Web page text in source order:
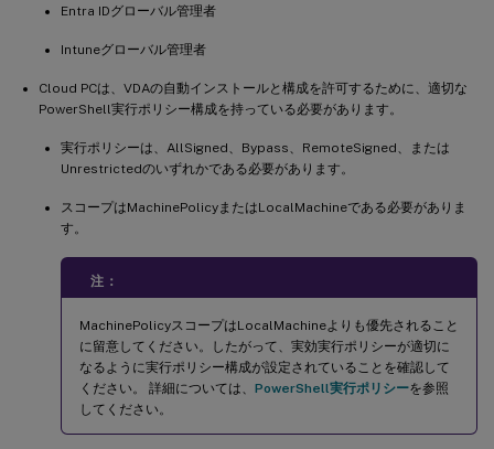
Entra IDグローバル管理者
Intuneグローバル管理者
Cloud PCは、VDAの自動インストールと構成を許可するために、適切な
PowerShell実行ポリシー構成を持っている必要があります。
実行ポリシーは、AllSigned、Bypass、RemoteSigned、または
Unrestrictedのいずれかである必要があります。
スコープはMachinePolicyまたはLocalMachineである必要がありま
す。
注：
MachinePolicyスコープはLocalMachineよりも優先されること
に留意してください。したがって、実効実行ポリシーが適切に
なるように実行ポリシー構成が設定されていることを確認して
ください。 詳細については、 PowerShell実行ポリシーを参照
してください。